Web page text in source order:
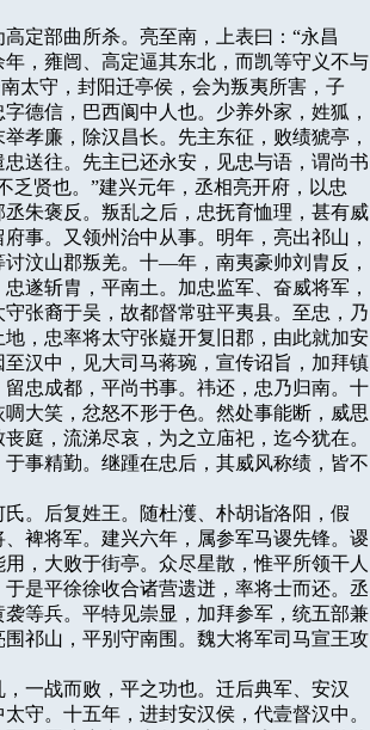
高定部曲所杀。亮至南，上表曰：“永昌
，雍闿、高定逼其东北，而凯等守义不与
太守，封阳迁亭侯，会为叛夷所害，子
德信，巴西阆中人也。少养外家，姓狐，
孝廉，除汉昌长。先主东征，败绩猇亭，
送往。先主已还永安，见忠与语，谓尚书
乏贤也。”建兴元年，丞相亮开府，以忠
朱褒反。叛乱之后，忠抚育恤理，甚有威
事。又领州治中从事。明年，亮出祁山，
汶山郡叛羌。十—年，南夷豪帅刘胄反，
遂斩胄，平南土。加忠监军、奋威将军，
张裔于吴，故都督常驻平夷县。至忠，乃
，忠率将太守张嶷开复旧郡，由此就加安
汉中，见大司马蒋琬，宣传诏旨，加拜镇
忠成都，平尚书事。祎还，忠乃归南。十
大笑，忿怒不形于色。然处事能断，威思
庭，流涕尽哀，为之立庙祀，迄今犹在。
事精勤。继踵在忠后，其威风称绩，皆不
氏。后复姓王。随杜濩、朴胡诣洛阳，假
裨将军。建兴六年，属参军马谡先锋。谡
，大败于街亭。众尽星散，惟平所领干人
是平徐徐收合诸营遗迸，率将士而还。丞
等兵。平特见崇显，加拜参军，统五部兼
祁山，平别守南围。魏大将军司马宣王攻
，一战而败，平之功也。迁后典军、安汉
守。十五年，进封安汉侯，代壹督汉中。